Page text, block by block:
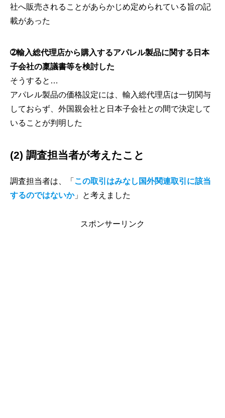
社へ販売されることがあらかじめ定められている旨の記
載があった
➁輸入総代理店から購入するアパレル製品に関する日本
子会社の稟議書等を検討した
そうすると…
アパレル製品の価格設定には、輸入総代理店は一切関与
しておらず、外国親会社と日本子会社との間で決定して
いることが判明した
(2) 調査担当者が考えたこと
調査担当者は、「 この取引はみなし国外関連取引に該当
するのではないか」と考えました
スポンサーリンク